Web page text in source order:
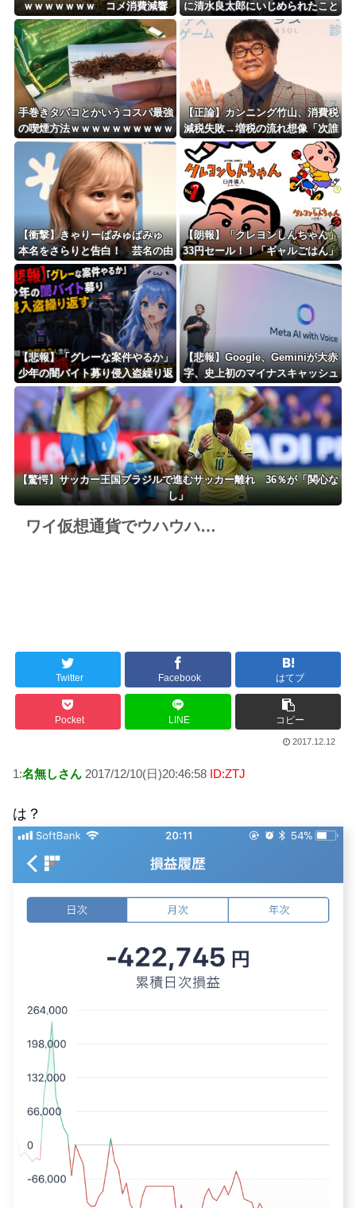
海外「おめでとうタキ！」リヴァプール南野がバースデーゴール！！
Powered by livedoor 相互RSS
ｗｗｗｗｗｗｗ コメ消費減響
く・・・
に清水良太郎にいじめられたこと
を告白
手巻きタバコとかいうコスパ最強
の喫煙方法ｗｗｗｗｗｗｗｗｗｗ
ｗｗｗ
【正論】カンニング竹山、消費税
減税失敗→増税の流れ想像「次誰
が総理やりたいと思います？」
【衝撃】きゃりーぱみゅぱみゅ
本名をさらりと告白！ 芸名の由
来も明かす！！
【朗報】「クレヨンしんちゃん」
33円セール！！「ギャルごはん」
全10巻 各227円！！
【悲報】「グレーな案件やるか」
少年の闇バイト募り侵入盗繰り返
す 容疑で中学生2人含む7人逮
捕・・・
【悲報】Google、Geminiが大赤
字、史上初のマイナスキャッシュ
フローに陥る・・・
【驚愕】サッカー王国ブラジルで進むサッカー離れ 36％が「関心な
し」
ワイ仮想通貨でウハウハ…
Twitter Facebook はてブ
Pocket LINE コピー
2017.12.12
1:名無しさん 2017/12/10(日)20:46:58 ID:ZTJ
は？